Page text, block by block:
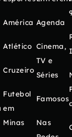
América
Atlético
Cruzeiro
Futebol
em
Minas
Agenda
Cinema,
TV e
Séries
Famosos
Nas